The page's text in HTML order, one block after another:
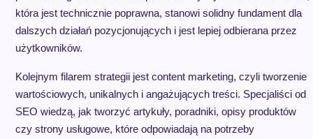
która jest technicznie poprawna, stanowi solidny fundament dla
dalszych działań pozycjonujących i jest lepiej odbierana przez
użytkowników.
Kolejnym filarem strategii jest content marketing, czyli tworzenie
wartościowych, unikalnych i angażujących treści. Specjaliści od
SEO wiedzą, jak tworzyć artykuły, poradniki, opisy produktów
czy strony usługowe, które odpowiadają na potrzeby